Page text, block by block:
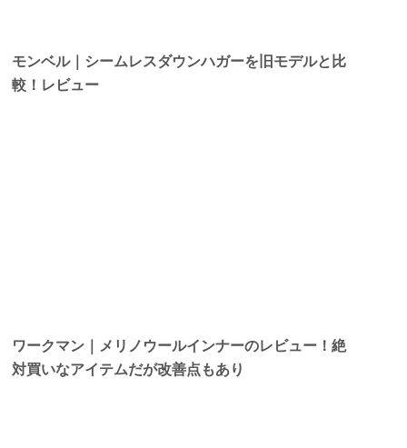
モンベル｜シームレスダウンハガーを旧モデルと比
較！レビュー
ワークマン｜メリノウールインナーのレビュー！絶
対買いなアイテムだが改善点もあり